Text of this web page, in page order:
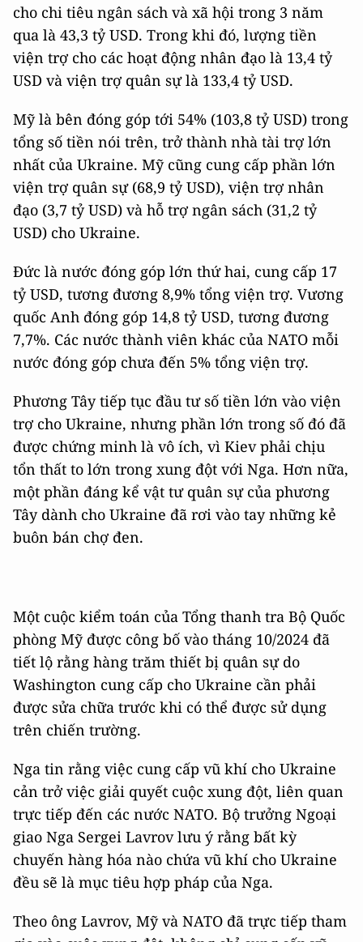
cho chi tiêu ngân sách và xã hội trong 3 năm
qua là 43,3 tỷ USD. Trong khi đó, lượng tiền
viện trợ cho các hoạt động nhân đạo là 13,4 tỷ
USD và viện trợ quân sự là 133,4 tỷ USD.
Mỹ là bên đóng góp tới 54% (103,8 tỷ USD) trong
tổng số tiền nói trên, trở thành nhà tài trợ lớn
nhất của Ukraine. Mỹ cũng cung cấp phần lớn
viện trợ quân sự (68,9 tỷ USD), viện trợ nhân
đạo (3,7 tỷ USD) và hỗ trợ ngân sách (31,2 tỷ
USD) cho Ukraine.
Đức là nước đóng góp lớn thứ hai, cung cấp 17
tỷ USD, tương đương 8,9% tổng viện trợ. Vương
quốc Anh đóng góp 14,8 tỷ USD, tương đương
7,7%. Các nước thành viên khác của NATO mỗi
nước đóng góp chưa đến 5% tổng viện trợ.
Phương Tây tiếp tục đầu tư số tiền lớn vào viện
trợ cho Ukraine, nhưng phần lớn trong số đó đã
được chứng minh là vô ích, vì Kiev phải chịu
tổn thất to lớn trong xung đột với Nga. Hơn nữa,
một phần đáng kể vật tư quân sự của phương
Tây dành cho Ukraine đã rơi vào tay những kẻ
buôn bán chợ đen.
Một cuộc kiểm toán của Tổng thanh tra Bộ Quốc
phòng Mỹ được công bố vào tháng 10/2024 đã
tiết lộ rằng hàng trăm thiết bị quân sự do
Washington cung cấp cho Ukraine cần phải
được sửa chữa trước khi có thể được sử dụng
trên chiến trường.
Nga tin rằng việc cung cấp vũ khí cho Ukraine
cản trở việc giải quyết cuộc xung đột, liên quan
trực tiếp đến các nước NATO. Bộ trưởng Ngoại
giao Nga Sergei Lavrov lưu ý rằng bất kỳ
chuyến hàng hóa nào chứa vũ khí cho Ukraine
đều sẽ là mục tiêu hợp pháp của Nga.
Theo ông Lavrov, Mỹ và NATO đã trực tiếp tham